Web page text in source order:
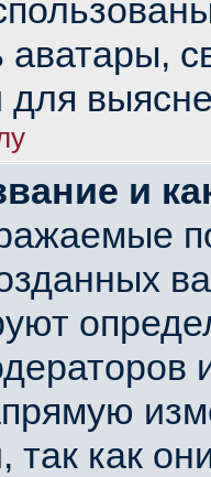
аватары,
и
так как